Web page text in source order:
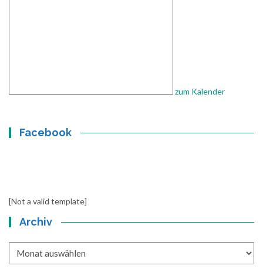
zum Kalender
Facebook
[Not a valid template]
Archiv